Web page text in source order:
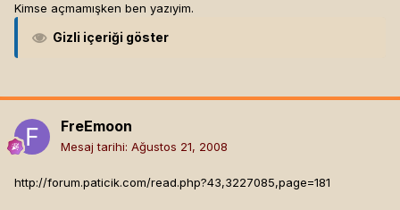
Kimse açmamışken ben yazıyim.
Gizli içeriği göster
FreEmoon
Mesaj tarihi: Ağustos 21, 2008
http://forum.paticik.com/read.php?43,3227085,page=181